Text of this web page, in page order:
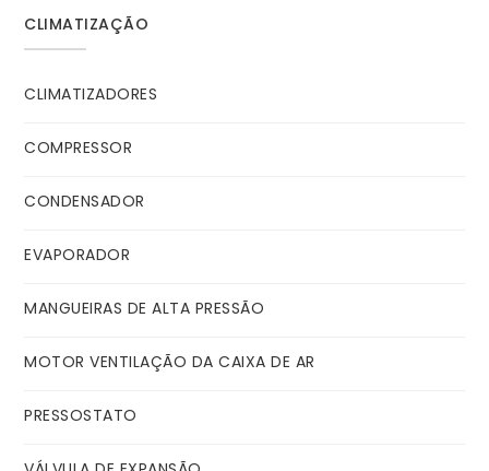
CLIMATIZAÇÃO
CLIMATIZADORES
COMPRESSOR
CONDENSADOR
EVAPORADOR
MANGUEIRAS DE ALTA PRESSÃO
MOTOR VENTILAÇÃO DA CAIXA DE AR
PRESSOSTATO